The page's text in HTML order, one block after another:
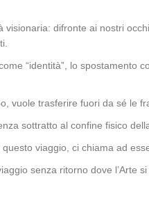
difronte ai nostri
“identità”, lo
vuole trasferire fuori da sé
sottratto al confine fisico
viaggio, ci chiama ad
senza ritorno dove l’Arte